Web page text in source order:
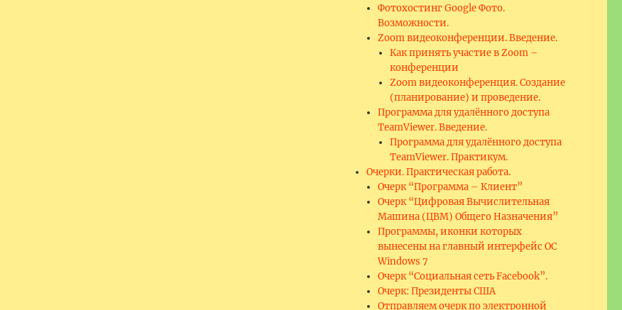
Фотохостинг Google Фото.
Возможности.
Zoom видеоконференции. Введение.
Как принять участие в Zoom –
конференции
Zoom видеоконференция. Создание
(планирование) и проведение.
Программа для удалённого доступа
TeamViewer. Введение.
Программа для удалённого доступа
TeamViewer. Практикум.
Очерки. Практическая работа.
Очерк “Программа – Клиент”
Очерк “Цифровая Вычислительная
Машина (ЦВМ) Общего Назначения”
Программы, иконки которых
вынесены на главный интерфейс ОС
Windows 7
Очерк “Социальная сеть Facebook”.
Очерк: Президенты США
Отправляем очерк по электронной